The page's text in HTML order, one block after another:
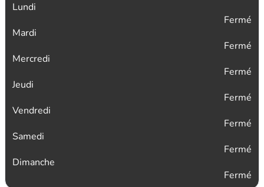
Lundi
Fermé
Mardi
Fermé
Mercredi
Fermé
Jeudi
Fermé
Vendredi
Fermé
Samedi
Fermé
Dimanche
Fermé